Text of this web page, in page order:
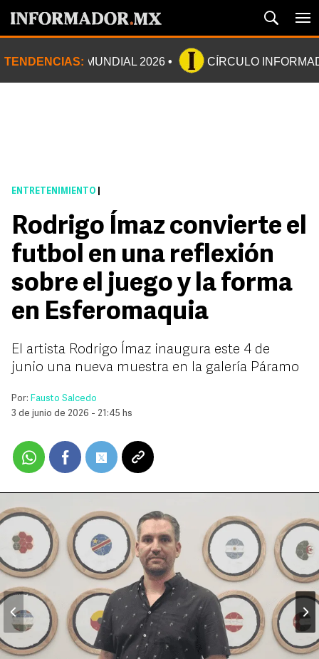
TENDENCIAS: MUNDIAL 2026 CÍRCULO
ENTRETENIMIENTO
Rodrigo Ímaz convierte el
futbol en una reflexión
sobre el juego y la forma
en Esferomaquia
El artista Rodrigo Ímaz inaugura este 4 de
junio una nueva muestra en la galería Páramo
Por: Fausto Salcedo
3 de junio de 2026 - 21:45 hs